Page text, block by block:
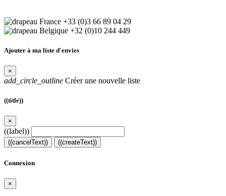
+33 (0)3 66 89 04 29
+32 (0)10 244 449
Ajouter à ma liste d'envies
×
add_circle_outline Créer une nouvelle liste
((title))
×
((label))
((cancelText)) ((createText))
Connexion
×